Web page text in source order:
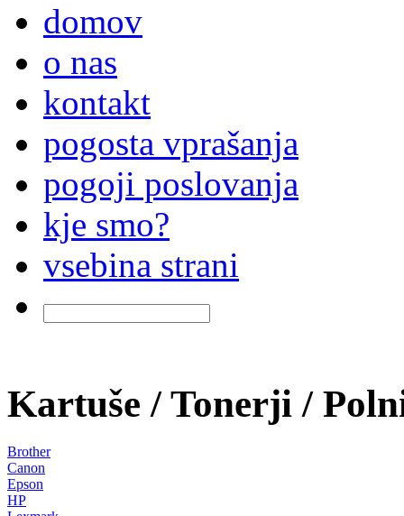
domov
o nas
kontakt
pogosta vprašanja
pogoji poslovanja
kje smo?
vsebina strani
Kartuše / Tonerji /
Brother
Canon
Epson
HP